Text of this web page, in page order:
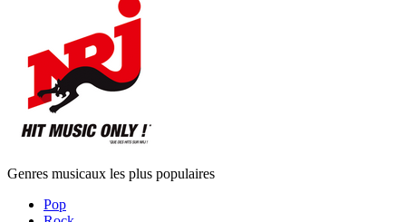
Genres musicaux les plus populaires
Pop